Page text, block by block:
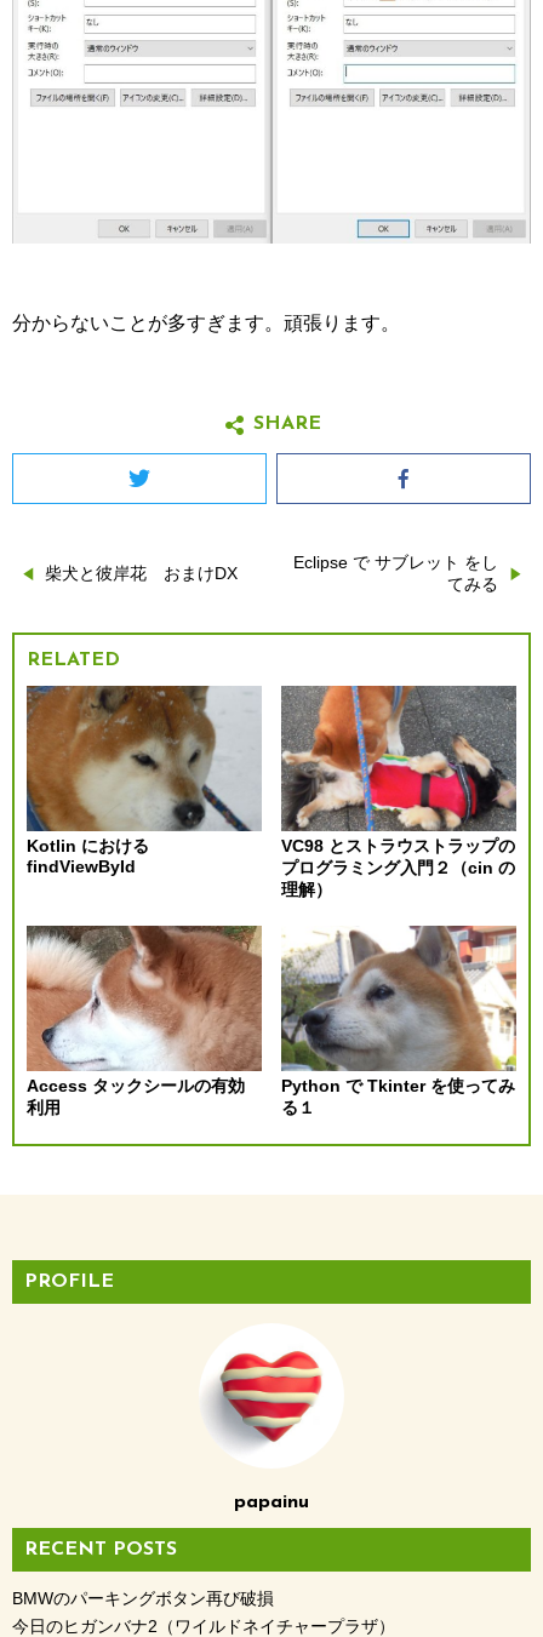
分からないことが多すぎます。頑張ります。
SHARE
Twitter
投
稿
ナ
ビ
ゲ
ー
シ
ョ
ン
柴犬と彼岸花 おまけDX
Eclipse で サブレット をし
てみる
RELATED
Kotlin における
findViewById
VC98 とストラウストラップの
プログラミング入門２（cin の
理解）
Access タックシールの有効
利用
Python で Tkinter を使ってみ
る１
PROFILE
papainu
RECENT POSTS
BMWのパーキングボタン再び破損
今日のヒガンバナ2（ワイルドネイチャープラザ）